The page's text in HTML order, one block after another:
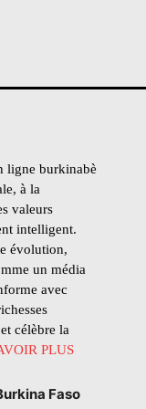
ligne burkinabè
à la
valeurs
intelligent.
évolution,
un média
avec
célèbre la
PLUS
Faso